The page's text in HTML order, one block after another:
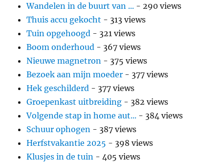
Wandelen in de buurt van ... - 290 views
Thuis accu gekocht - 313 views
Tuin opgehoogd - 321 views
Boom onderhoud - 367 views
Nieuwe magnetron - 375 views
Bezoek aan mijn moeder - 377 views
Hek geschilderd - 377 views
Groepenkast uitbreiding - 382 views
Volgende stap in home aut... - 384 views
Schuur ophogen - 387 views
Herfstvakantie 2025 - 398 views
Klusjes in de tuin - 405 views